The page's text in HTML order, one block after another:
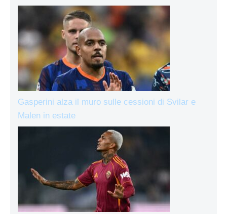
Gasperini alza il muro sulle cessioni di Svilar e
Malen in estate